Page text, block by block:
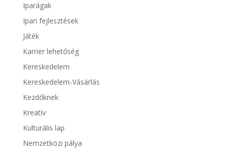
Iparágak
Ipari fejlesztések
Játék
Karrier lehetőség
Kereskedelem
Kereskedelem-Vásárlás
Kezdőknek
Kreatív
Kulturális lap
Nemzetközi pálya